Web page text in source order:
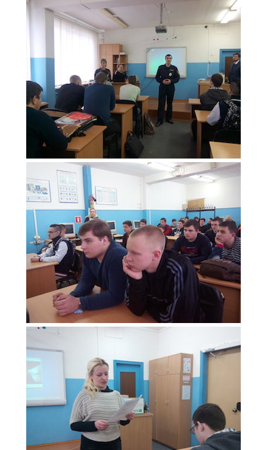
Всероссийское чемпионатное движение
Региональная инновационная площадка
СВЕДЕНИЯ ОБ ОБРАЗОВАТЕЛЬНОЙ ОРГАНИЗАЦИИ
Основные сведения
Структура и органы управления образовательной
организацией
Документы
Образование
Образовательные стандарты и требования
Руководство
Педагогический состав
Материально-техническое обеспечение и
оснащенность образовательного процесса.
Доступная среда
Стипендии и меры поддержки обучающихся
Платные образовательные услуги
Финансово-хозяйственная деятельность
Вакантные места для приёма (перевода)
Международное сотрудничество
Организация питания в образовательной
организации
УЧЕБНАЯ РАБОТА
Расписание занятий
Заочное отделение
Локальные акты